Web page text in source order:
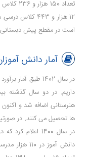
تعداد
12 هزار و 443
است در مقطع پیش دبستانی تعداد 34 هزار و 446 کلاس
آمار دانش
داریم. در دو سال گذشته
ها تحصیل می کنند. در
دانش آموز